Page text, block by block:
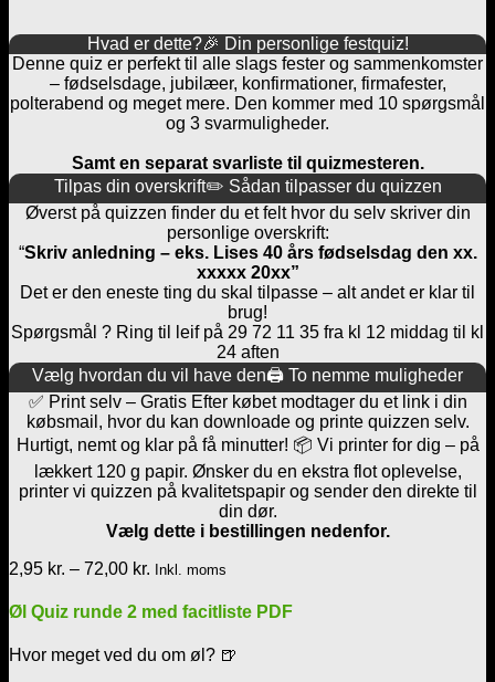
Hvad er dette?🎉 Din personlige festquiz!
Denne quiz er perfekt til alle slags fester og sammenkomster
– fødselsdage, jubilæer, konfirmationer, firmafester,
polterabend og meget mere. Den kommer med 10 spørgsmål
og 3 svarmuligheder.
Samt en separat svarliste til quizmesteren.
Tilpas din overskrift✏️ Sådan tilpasser du quizzen
Øverst på quizzen finder du et felt hvor du selv skriver din
personlige overskrift:
“Skriv anledning – eks. Lises 40 års fødselsdag den xx.
xxxxx 20xx”
Det er den eneste ting du skal tilpasse – alt andet er klar til
brug!
Spørgsmål ? Ring til leif på 29 72 11 35 fra kl 12 middag til kl
24 aften
Vælg hvordan du vil have den🖨️ To nemme muligheder
✅ Print selv – Gratis Efter købet modtager du et link i din
købsmail, hvor du kan downloade og printe quizzen selv.
Hurtigt, nemt og klar på få minutter! 📦 Vi printer for dig – på
lækkert 120 g papir. Ønsker du en ekstra flot oplevelse,
printer vi quizzen på kvalitetspapir og sender den direkte til
din dør.
Vælg dette i bestillingen nedenfor.
2,95 kr. – 72,00 kr. Prisinterval:
til
Inkl. moms
Øl Quiz runde 2 med facitliste PDF
Hvor meget ved du om øl? 🍺